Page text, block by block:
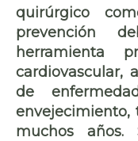
quirúrgico
prevención
herramienta
cardiovascular,
de
envejecimiento,
muchos años.